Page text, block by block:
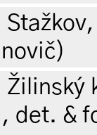
det. &